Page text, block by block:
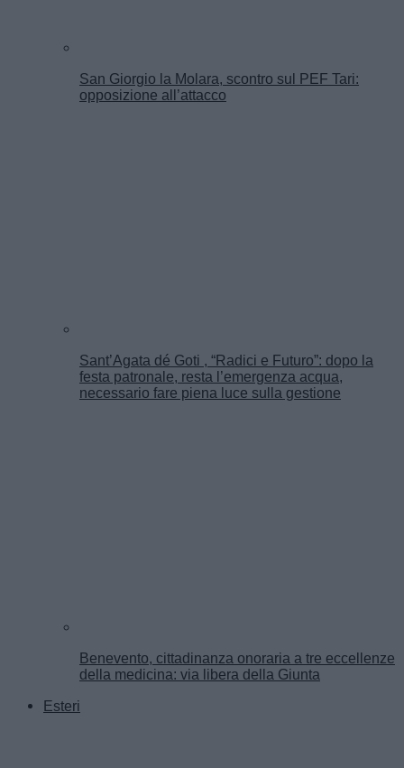
San Giorgio la Molara, scontro sul PEF Tari:
opposizione all’attacco
Sant’Agata dé Goti , “Radici e Futuro”: dopo la
festa patronale, resta l’emergenza acqua,
necessario fare piena luce sulla gestione
Benevento, cittadinanza onoraria a tre eccellenze
della medicina: via libera della Giunta
Esteri